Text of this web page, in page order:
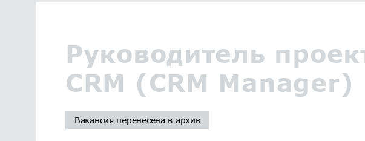
Руководитель
CRM (CRM Manager)
Вакансия перенесена в архив